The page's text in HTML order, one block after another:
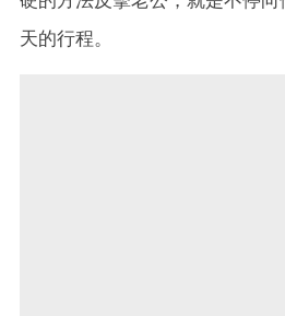
天的行程。